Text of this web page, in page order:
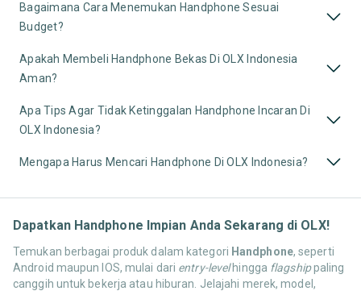
Bagaimana Cara Menemukan Handphone Sesuai
Budget?
Apakah Membeli Handphone Bekas Di OLX Indonesia
Aman?
Apa Tips Agar Tidak Ketinggalan Handphone Incaran Di
OLX Indonesia?
Mengapa Harus Mencari Handphone Di OLX Indonesia?
Dapatkan Handphone Impian Anda Sekarang di OLX!
Temukan berbagai produk dalam kategori Handphone, seperti
Android maupun IOS, mulai dari entry-levelhingga flagshippaling
canggih untuk bekerja atau hiburan. Jelajahi merek, model,